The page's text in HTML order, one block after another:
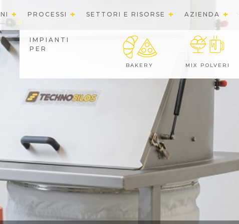
PROCESSI SETTORI E RISORSE AZIENDA
IMPIANTI
PER
BAKERY MIX POLVERI